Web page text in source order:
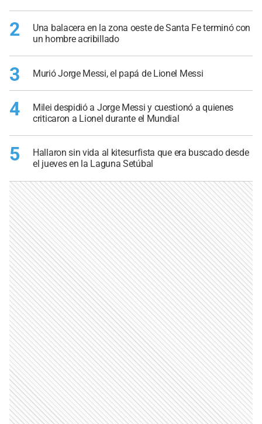
2
Una balacera en la zona oeste de Santa Fe terminó con
un hombre acribillado
3 Murió Jorge Messi, el papá de Lionel Messi
4
Milei despidió a Jorge Messi y cuestionó a quienes
criticaron a Lionel durante el Mundial
5
Hallaron sin vida al kitesurfista que era buscado desde
el jueves en la Laguna Setúbal